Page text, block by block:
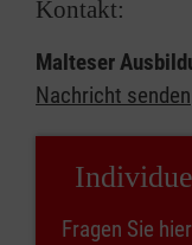
Kontakt:
Malteser
Nachricht senden
Fragen Sie